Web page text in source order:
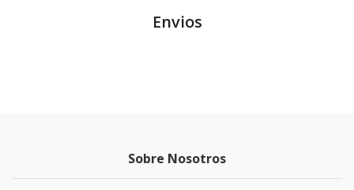
Envios
Sobre Nosotros